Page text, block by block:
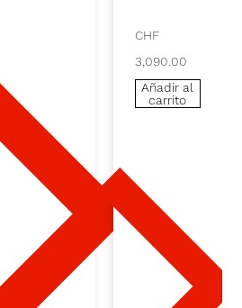
CHF
3,090.00
Añadir al
carrito